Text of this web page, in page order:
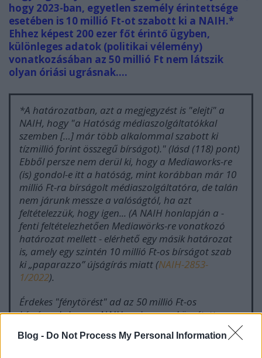
Blog - Do Not Process My Personal Information
hogy 2023-ban, egyetlen személy érintettsége
esetében is 10 millió Ft-ot szabott ki a NAIH.*
Ehhez képest 200 ezer főt érintő ügyben,
különleges adatok (politikai vélemény)
vonatkozásában az 50 millió Ft nem látszik
olyan óriási ugrásnak....
*A határozatban, azt a megjegyzést is "elejti" a
NAIH, hogy "a Hatóság médiaszolgáltatókkal
szemben […] már több alkalommal szabott ki
tízmillió forint összegű bírságot)." (lásd (118) pont)
Ebből persze nem derül ki, hogy a Mediaworks-re
(is) gondol-e itt a hatóság, mint korábban már 10
millió Ft-ra bírságolt médiaszolgáltatóra, de talán
nem járunk messze a valóságtól, ha azt
feltételezzük, hogy igen... (A NAIH honlapján a -
fenti feltételezhetően Mediawörks-re vonatkozó
határozat mellett - elérhető egy másik határozat
is, amely egy szintén 10 millió Ft-os bírságot szab
ki „paparazzo” újságírás miatt (NAIH-2853-
1/2022).
Érdekes "fénytörést" ad az 50 millió Ft-os
bírságnak, hogy a NAIH mai napon közzétett
Hatóság szintén a GDPR 6. cikk (1) bekezdés f)